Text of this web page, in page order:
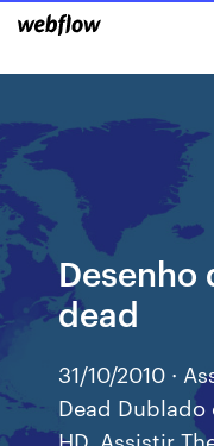
Desenho
dead
31/10/2010 ·
Dead Dublado
HD, Assistir